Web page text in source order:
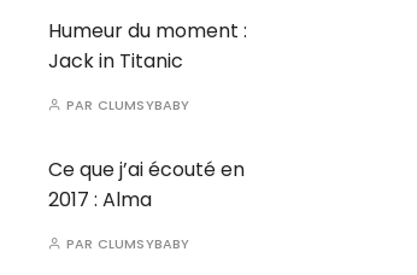
Humeur du moment :
Jack in Titanic
PAR CLUMSYBABY
Ce que j’ai écouté en
2017 : Alma
PAR CLUMSYBABY